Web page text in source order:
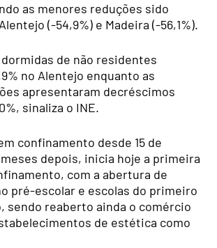
as menores reduções sido
(-54,9%) e Madeira (-56,1%).
de não residentes
no Alentejo enquanto as
apresentaram decréscimos
sinaliza o INE.
confinamento desde 15 de
depois, inicia hoje a primeira
com a abertura de
pré-escolar e escolas do primeiro
sendo reaberto ainda o comércio
de estética como